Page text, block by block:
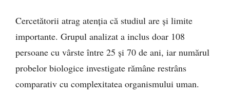
Cercetătorii atrag atenția că studiul are și limite
importante. Grupul analizat a inclus doar 108
persoane cu vârste între 25 și 70 de ani, iar numărul
probelor biologice investigate rămâne restrâns
comparativ cu complexitatea organismului uman.